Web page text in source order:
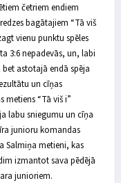
četriem endiem
bagātajiem “Tā viš
vienu punktu spēles
3:6 nepadevās, un, labi
astotajā endā spēja
un cīņas
metiens “Tā viš i”
labu sniegumu un cīņa
junioru komandas
Salmiņa metieni, kas
izmantot sava pēdējā
junioriem.